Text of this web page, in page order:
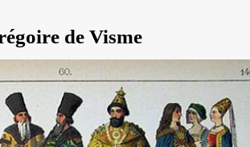
de Visme